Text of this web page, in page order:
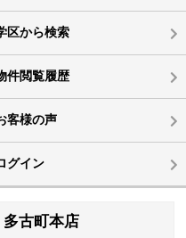
区から検索
件閲覧履歴
客様の声
グイン
古町本店